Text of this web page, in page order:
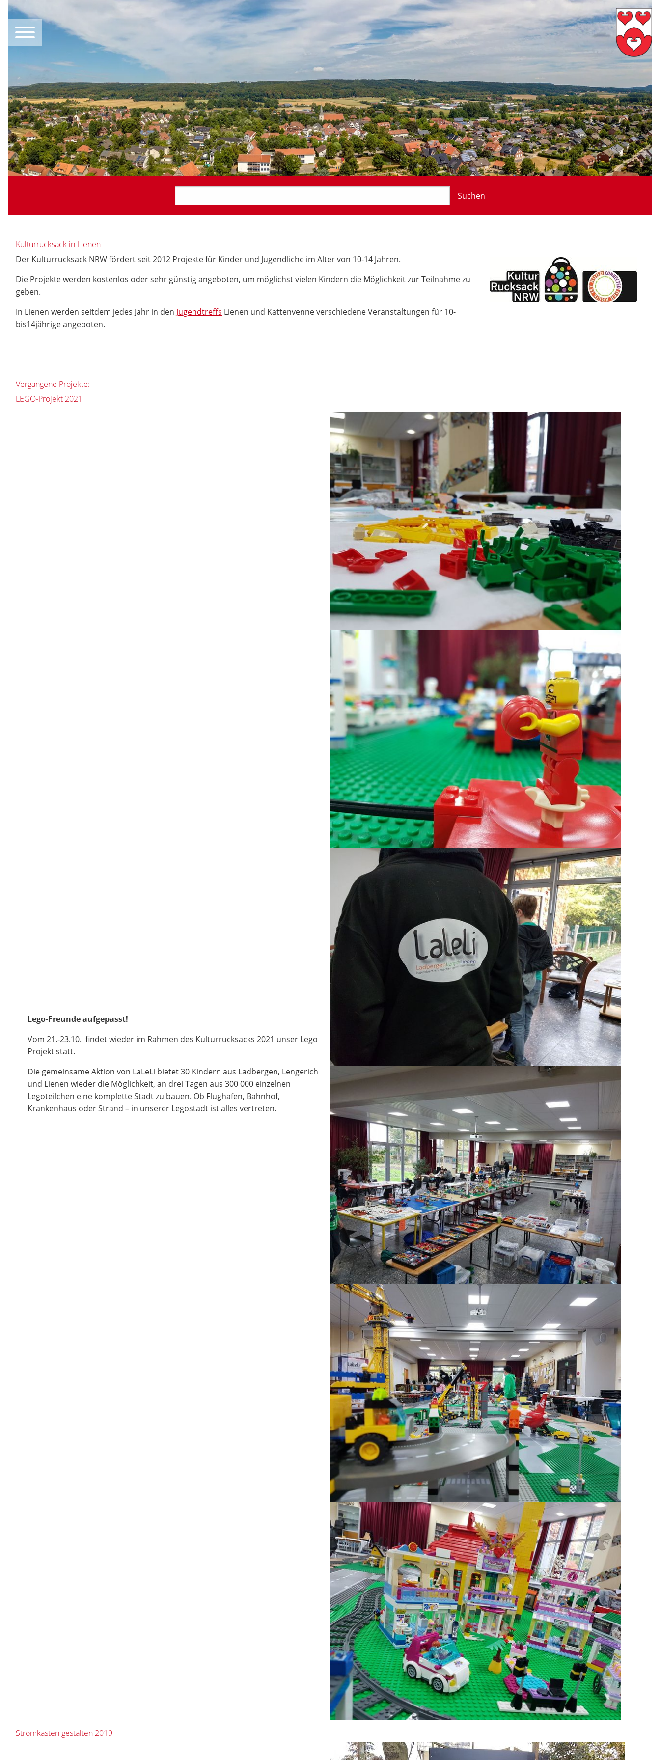
Suchen
Kulturrucksack in Lienen
Der Kulturrucksack NRW fördert seit 2012 Projekte für Kinder und Jugendliche im Alter von 10-14 Jahren.
Die Projekte werden kostenlos oder sehr günstig angeboten, um möglichst vielen Kindern die Möglichkeit zur Teilnahme zu
geben.
In Lienen werden seitdem jedes Jahr in den Jugendtreffs Lienen und Kattenvenne verschiedene Veranstaltungen für 10-
bis14jährige angeboten.
Vergangene Projekte:
LEGO-Projekt 2021
Lego-Freunde aufgepasst!
Vom 21.-23.10. findet wieder im Rahmen des Kulturrucksacks 2021 unser Lego
Projekt statt.
Die gemeinsame Aktion von LaLeLi bietet 30 Kindern aus Ladbergen, Lengerich
und Lienen wieder die Möglichkeit, an drei Tagen aus 300 000 einzelnen
Legoteilchen eine komplette Stadt zu bauen. Ob Flughafen, Bahnhof,
Krankenhaus oder Strand – in unserer Legostadt ist alles vertreten.
Stromkästen gestalten 2019